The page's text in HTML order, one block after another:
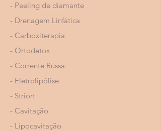
- Peeling de diamante
- Drenagem Linfática
- Carboxiterapia
- Ortodetox
- Corrente Russa
- Eletrolipólise
- Striort
- Cavitação
- Lipocavitação